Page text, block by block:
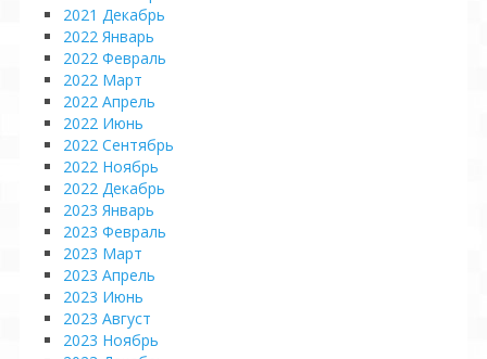
2021 Декабрь
2022 Январь
2022 Февраль
2022 Март
2022 Апрель
2022 Июнь
2022 Сентябрь
2022 Ноябрь
2022 Декабрь
2023 Январь
2023 Февраль
2023 Март
2023 Апрель
2023 Июнь
2023 Август
2023 Ноябрь